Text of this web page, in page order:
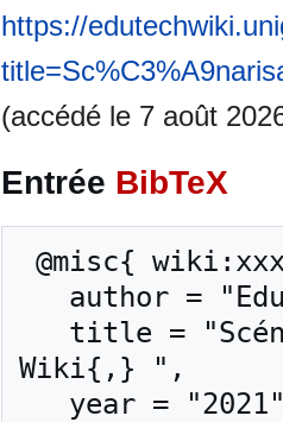
https://
(accédé le 7 août
Entrée BibTeX
Wiki{,} ",